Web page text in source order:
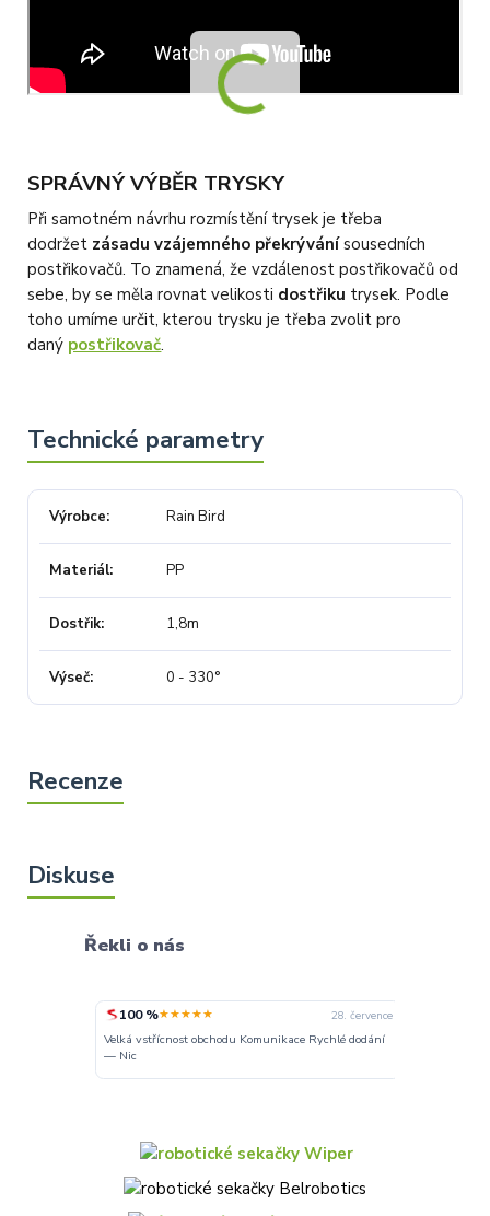
SPRÁVNÝ VÝBĚR TRYSKY
Při samotném návrhu rozmístění trysek je třeba
dodržet zásadu vzájemného překrývánísousedních
postřikovačů. To znamená, že vzdálenost postřikovačů od
sebe, by se měla rovnat velikosti dostřiku trysek. Podle
toho umíme určit, kterou trysku je třeba zvolit pro
daný postřikovač.
Výrobce Rain Bird
Materiál PP
Dostřik 1,8m
Výseč 0 - 330°
Řekli o nás
100 %★★★★★ 28. července
Velká vstřícnost obchodu Komunikace Rychlé dodání
— Nic